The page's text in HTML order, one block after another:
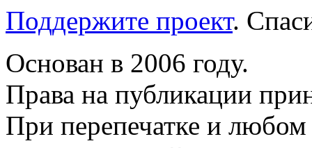
Поддержите проект.
Основан в 2006 году.
Права на публикации
При перепечатке и